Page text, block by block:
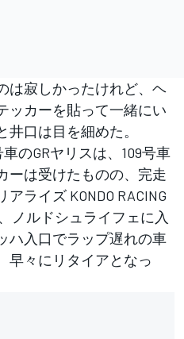
は寂しかったけれど、ヘ
ッカーを貼って一緒にい
口は目を細めた。
のGRヤリスは、109号車
ーは受けたものの、完走
ライズ KONDO RACING
ノルドシュライフェに入
ハ入口でラップ遅れの車
早々にリタイアとなっ